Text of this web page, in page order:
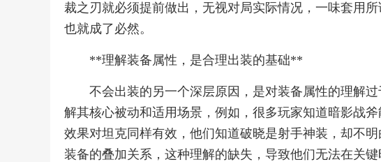
裁之刃就必须提前做出，无视对局实际情况，一味套用
也就成了必然。
**理解装备属性，是合理出装的基础**
不会出装的另一个深层原因，是对装备属性的理解
解其核心被动和适用场景，例如，很多玩家知道暗影战
效果对坦克同样有效，他们知道破晓是射手神装，却不
装备的叠加关系，这种理解的缺失，导致他们无法在关